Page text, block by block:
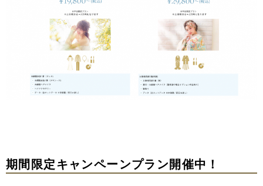
期間限定キャンペーンプラン開催中！